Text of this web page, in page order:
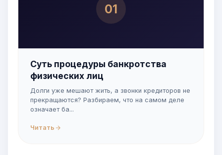
01
Суть процедуры банкротства
физических лиц
Долги уже мешают жить, а звонки кредиторов не
прекращаются? Разбираем, что на самом деле
означает ба...
Читать